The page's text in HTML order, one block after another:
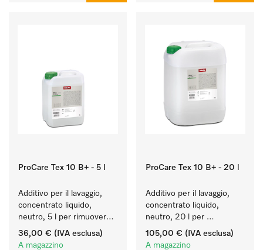
ProCare Tex 10 B+ - 5 l
Additivo per il lavaggio,
concentrato liquido,
neutro, 5 l per rimuovere
in modo efficace le
macchie di grasso.
36,00 € (IVA esclusa)
A magazzino
ProCare Tex 10 B+ - 20 l
Additivo per il lavaggio,
concentrato liquido,
neutro, 20 l per
rimuovere in modo
efficace le macchie di
105,00 € (IVA esclusa)
A magazzino